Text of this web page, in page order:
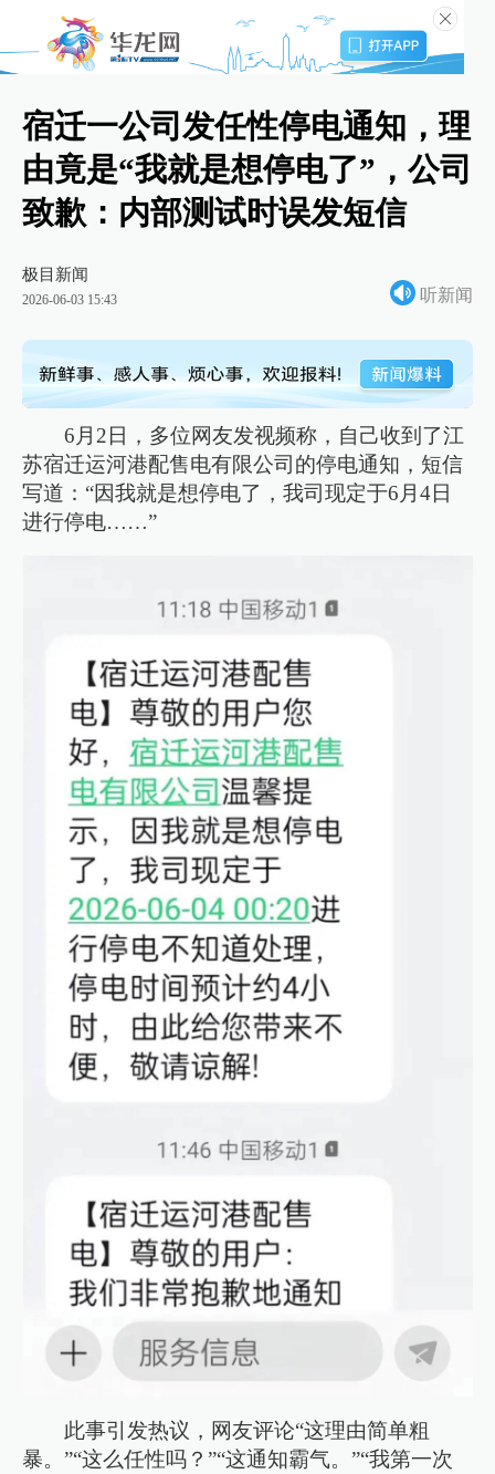
宿迁一公司发任性停电通知，理
由竟是“我就是想停电了”，公司
致歉：内部测试时误发短信
极目新闻
2026-06-03 15:43 听新闻
6月2日，多位网友发视频称，自己收到了江
苏宿迁运河港配售电有限公司的停电通知，短信
写道：“因我就是想停电了，我司现定于6月4日
进行停电……”
此事引发热议，网友评论“这理由简单粗
暴。”“这么任性吗？”“这通知霸气。”“我第一次